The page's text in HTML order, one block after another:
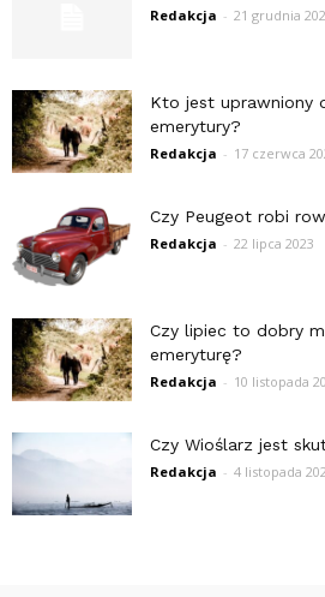
Redakcja - 21 grudnia
Kto jest uprawniony
emerytury?
Redakcja - 17 czerwca
Czy Peugeot robi
Redakcja - 22 lipca 2023
Czy lipiec to dobry
emeryturę?
Redakcja - 10 listopada
Czy Wioślarz jest
Redakcja - 4 listopada